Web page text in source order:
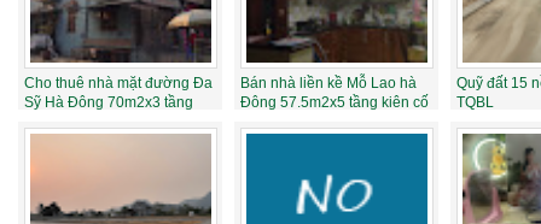
Cho thuê nhà mặt đường Đa
Sỹ Hà Đông 70m2x3 tầng
Bán nhà liền kề Mỗ Lao hà
Đông 57.5m2x5 tầng kiên cố
Quỹ đất 15
TQBL